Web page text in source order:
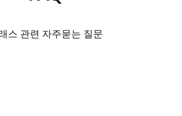
스 관련 자주묻는 질문